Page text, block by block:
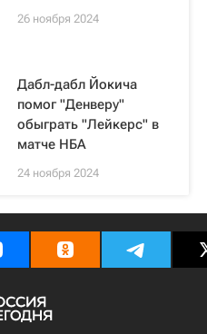
26 ноября 2024
Дабл-дабл Йокича
помог "Денверу"
обыграть "Лейкерс" в
матче НБА
24 ноября 2024